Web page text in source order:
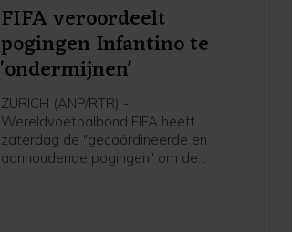
FIFA veroordeelt
pogingen Infantino te
'ondermijnen'
ZÜRICH (ANP/RTR) -
Wereldvoetbalbond FIFA heeft
zaterdag de "gecoördineerde en
aanhoudende pogingen" om de